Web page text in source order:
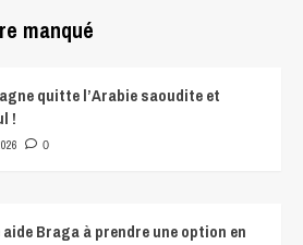
manqué
quitte l’Arabie saoudite et
!
0
Braga à prendre une option en